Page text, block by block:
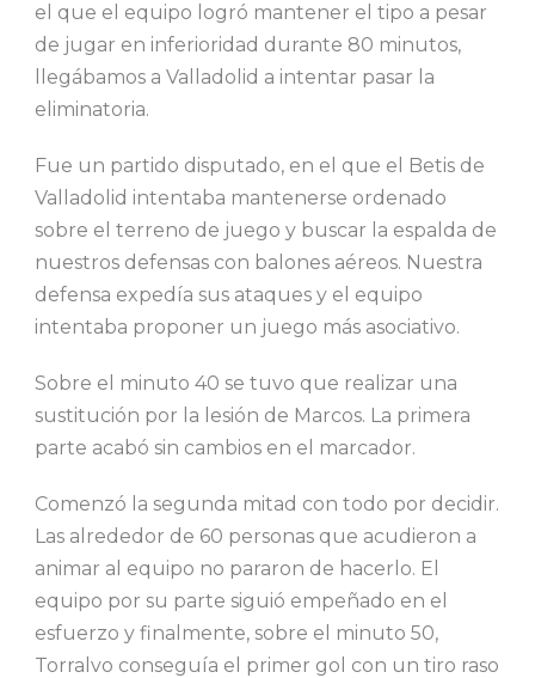
el que el equipo logró mantener el tipo a pesar
de jugar en inferioridad durante 80 minutos,
llegábamos a Valladolid a intentar pasar la
eliminatoria.
Fue un partido disputado, en el que el Betis de
Valladolid intentaba mantenerse ordenado
sobre el terreno de juego y buscar la espalda de
nuestros defensas con balones aéreos. Nuestra
defensa expedía sus ataques y el equipo
intentaba proponer un juego más asociativo.
Sobre el minuto 40 se tuvo que realizar una
sustitución por la lesión de Marcos. La primera
parte acabó sin cambios en el marcador.
Comenzó la segunda mitad con todo por decidir.
Las alrededor de 60 personas que acudieron a
animar al equipo no pararon de hacerlo. El
equipo por su parte siguió empeñado en el
esfuerzo y finalmente, sobre el minuto 50,
Torralvo conseguía el primer gol con un tiro raso